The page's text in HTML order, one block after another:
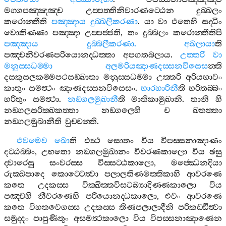
මග‍්ගපඤ‍්ඤඤ‍්ච
උප‍්පත‍්තිනිවාරණට‍්ඨෙන
දුබ‍්බලං
කරොන‍්තීති පඤ‍්ඤාය දුබ‍්බලීකරණා. යා වා එතෙහි සද‍්ධිං
වොකිණ‍්ණා පඤ‍්ඤා උප‍්පජ‍්ජති, තං දුබ‍්බලං කරොන‍්තීතිපි
පඤ‍්ඤාය
දුබ‍්බලීකරණා. අබලායාති
පඤ‍්චනීවරණපරියොනද‍්ධත‍්තා
අපගතබලාය.උත‍්තරි
වා
මනුස‍්සධම‍්මා
අලමරියඤාණදස‍්සනවිසෙසන‍්ති
දසකුසලකම‍්මපථසඞ‍්ඛාතා මනුස‍්සධම‍්මා උත‍්තරි අරියභාවං
කාතුං සමත්‍ථං ඤාණදස‍්සනවිසෙසං. හාරහාරිනීති හරිතබ‍්බං
හරිතුං
සමත්‍ථා. නඞ‍්ගලමුඛානීති මාතිකාමුඛානි.තානි
හි
නඞ‍්ගලසරික‍්ඛකත‍්තා
නඞ‍්ගලෙහි ච
ඛතත‍්තා
නඞ‍්ගලමුඛානීති වුච‍්චන‍්ති.
එවමෙව
ඛොති එත්‍ථ සොතං විය
විපස‍්සනාඤාණං
දට‍්ඨබ‍්බං,උභතො නඞ‍්ගලමුඛානං විවරණකාලො විය ඡසු
ද‍්වාරෙසු
සංවරස‍්ස විස‍්සට‍්ඨකාලො, මජ‍්ඣෙනදියා
රුක‍්ඛපාදෙ
කොට‍්ටෙත්‍වා පලාලතිණමත‍්තිකාහි
ආවරණෙ
කතෙ
උදකස‍්ස වික‍්ඛිත‍්තවිසටබ්‍යාදිණ‍්ණකාලො
විය
පඤ‍්චහි
නීවරණෙහි පරියොනද‍්ධකාලො, එවං
ආවරණෙ
කතෙ විහතවෙගස‍්ස උදකස‍්ස තිණපලාලාදීනි පරිකඩ‍්ඪිත්‍වා
සමුද‍්දං පාපුණිතුං අසමත්‍ථකාලො විය විපස‍්සනාඤාණෙන